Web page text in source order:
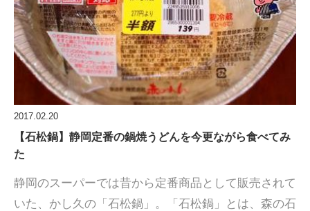
2017.02.20
【石松鍋】静岡定番の鍋焼うどんを今更ながら食べてみ
た
静岡のスーパーでは昔から定番商品として販売されて
いた、かし久の「石松鍋」。「石松鍋」とは、森の石